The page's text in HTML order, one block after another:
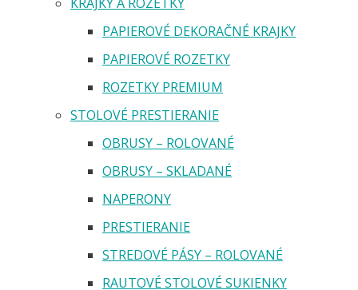
PAPIEROVÉ DEKORAČNÉ KRAJKY
PAPIEROVÉ ROZETKY
ROZETKY PREMIUM
STOLOVÉ PRESTIERANIE
OBRUSY – ROLOVANÉ
OBRUSY – SKLADANÉ
NAPERONY
PRESTIERANIE
STREDOVÉ PÁSY – ROLOVANÉ
RAUTOVÉ STOLOVÉ SUKIENKY